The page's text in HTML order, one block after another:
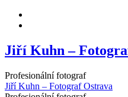
Jiří Kuhn –
Profesionální fotograf
Jiří Kuhn – Fotograf Ostrava